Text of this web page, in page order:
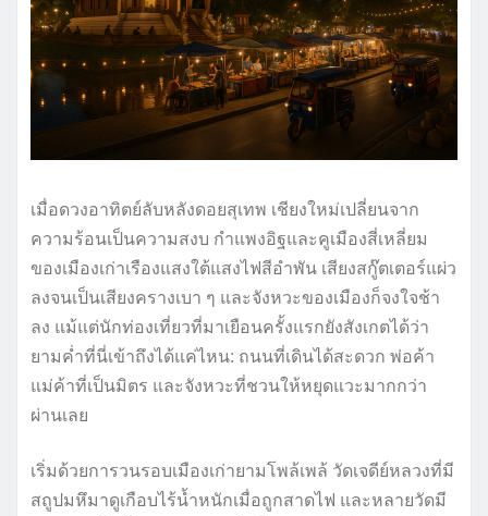
เมื่อดวงอาทิตย์ลับหลังดอยสุเทพ เชียงใหม่เปลี่ยนจาก
ความร้อนเป็นความสงบ กำแพงอิฐและคูเมืองสี่เหลี่ยม
ของเมืองเก่าเรืองแสงใต้แสงไฟสีอำพัน เสียงสกู๊ตเตอร์แผ่ว
ลงจนเป็นเสียงครางเบา ๆ และจังหวะของเมืองก็จงใจช้า
ลง แม้แต่นักท่องเที่ยวที่มาเยือนครั้งแรกยังสังเกตได้ว่า
ยามค่ำที่นี่เข้าถึงได้แค่ไหน: ถนนที่เดินได้สะดวก พ่อค้า
แม่ค้าที่เป็นมิตร และจังหวะที่ชวนให้หยุดแวะมากกว่า
ผ่านเลย
เริ่มด้วยการวนรอบเมืองเก่ายามโพล้เพล้ วัดเจดีย์หลวงที่มี
สถูปมหึมาดูเกือบไร้น้ำหนักเมื่อถูกสาดไฟ และหลายวัดมี